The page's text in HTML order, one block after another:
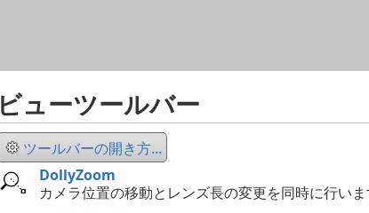
ビューツールバー
ツールバーの開き方...
DollyZoom
カメラ位置の移動とレンズ長の変更を同時に行いま